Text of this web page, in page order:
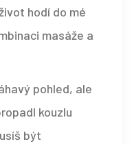
hodí do mé
masáže a
pohled, ale
kouzlu
být